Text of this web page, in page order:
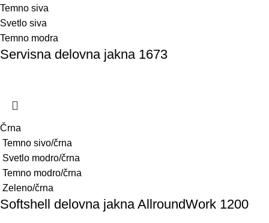
Temno siva
Svetlo siva
Temno modra
Servisna delovna jakna 1673
Črna
Temno sivo/črna
Svetlo modro/črna
Temno modro/črna
Zeleno/črna
Softshell delovna jakna AllroundWork 1200